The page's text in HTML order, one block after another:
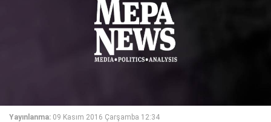
Yayınlanma: 09 Kasım 2016 Çarşamba 12:34